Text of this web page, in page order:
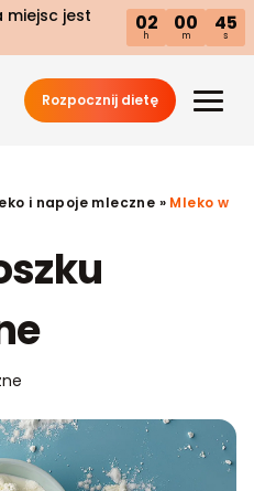
miejsc jest
02
h
00
m
44
s
Rozpocznij dietę
i napoje mleczne » Mleko w